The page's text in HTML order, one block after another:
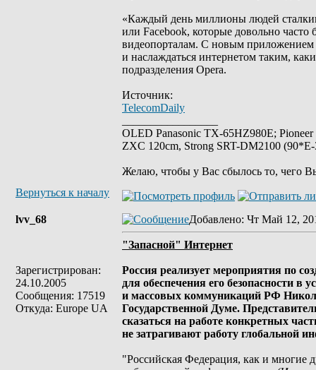
«Каждый день миллионы людей
или Facebook, которые довольно
видеопорталам. С новым
и наслаждаться интернетом таким,
подразделения Opera.
Источник:
TelecomDaily
OLED Panasonic TX-65HZ980E;
ZXC 120cm, Strong SRT-DM2100
Желаю, чтобы у Вас сбылось то, чего
Вернуться к началу
lvv_68
Зарегистрирован:
24.10.2005
Сообщения: 17519
Откуда: Europe UA
Добавлено: Чт Май 12,
"Запасной" Интернет
Россия реализует мероприятия по
для обеспечения его безопасности
и массовых коммуникаций РФ
Государственной Думе.
сказаться на работе конкретных
не затрагивают работу глобальной
"Российская Федерация, как и многие